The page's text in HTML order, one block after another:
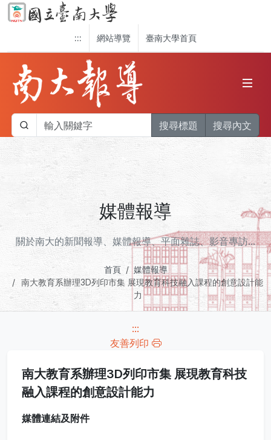
::: 網站導覽 臺南大學首頁
搜尋標題 搜尋內文
媒體報導
關於南大的新聞報導、媒體報導、平面雜誌、影音專訪...
首頁
媒體報導
南大教育系辦理3D列印市集 展現教育科技融入課程的創意設計能
力
:::
友善列印
南大教育系辦理3D列印市集 展現教育科技
融入課程的創意設計能力
媒體連結及附件